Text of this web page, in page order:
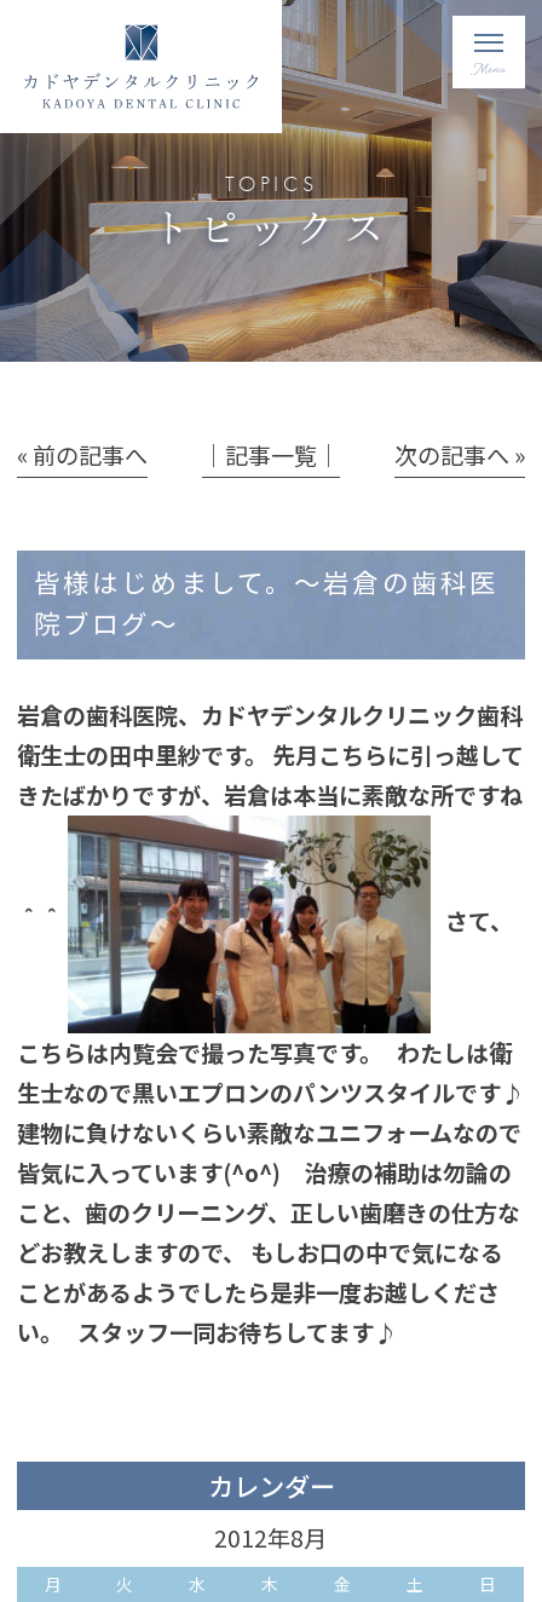
TOPICS
トピックス
« 前の記事へ │記事一覧│ 次の記事へ »
皆様はじめまして。〜岩倉の歯科医
院ブログ〜
岩倉の歯科医院、カドヤデンタルクリニック歯科
衛生士の田中里紗です。
先月こちらに引っ越して
きたばかりですが、岩倉は本当に素敵な所ですね
＾＾ さて、
こちらは内覧会で撮った写真です。
わたしは衛
生士なので黒いエプロンのパンツスタイルです♪
建物に負けないくらい素敵なユニフォームなので
皆気に入っています(^o^)
治療の補助は勿論の
こと、歯のクリーニング、正しい歯磨きの仕方な
どお教えしますので、
もしお口の中で気になる
ことがあるようでしたら是非一度お越しくださ
い。
スタッフ一同お待ちしてます♪
カレンダー
2012年8月
月 火 水 木 金 土 日